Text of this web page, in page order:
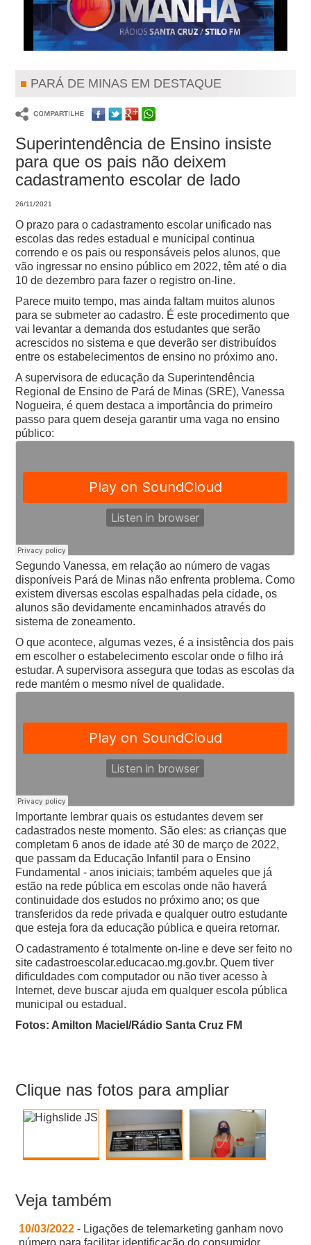
PARÁ DE MINAS EM DESTAQUE
Superintendência de Ensino insiste
para que os pais não deixem
cadastramento escolar de lado
26/11/2021
O prazo para o cadastramento escolar unificado nas
escolas das redes estadual e municipal continua
correndo e os pais ou responsáveis pelos alunos, que
vão ingressar no ensino público em 2022, têm até o dia
10 de dezembro para fazer o registro on-line.
Parece muito tempo, mas ainda faltam muitos alunos
para se submeter ao cadastro. É este procedimento que
vai levantar a demanda dos estudantes que serão
acrescidos no sistema e que deverão ser distribuídos
entre os estabelecimentos de ensino no próximo ano.
A supervisora de educação da Superintendência
Regional de Ensino de Pará de Minas (SRE), Vanessa
Nogueira, é quem destaca a importância do primeiro
passo para quem deseja garantir uma vaga no ensino
público:
Segundo Vanessa, em relação ao número de vagas
disponíveis Pará de Minas não enfrenta problema. Como
existem diversas escolas espalhadas pela cidade, os
alunos são devidamente encaminhados através do
sistema de zoneamento.
O que acontece, algumas vezes, é a insistência dos pais
em escolher o estabelecimento escolar onde o filho irá
estudar. A supervisora assegura que todas as escolas da
rede mantém o mesmo nível de qualidade.
Importante lembrar quais os estudantes devem ser
cadastrados neste momento. São eles: as crianças que
completam 6 anos de idade até 30 de março de 2022,
que passam da Educação Infantil para o Ensino
Fundamental - anos iniciais; também aqueles que já
estão na rede pública em escolas onde não haverá
continuidade dos estudos no próximo ano; os que
transferidos da rede privada e qualquer outro estudante
que esteja fora da educação pública e queira retornar.
O cadastramento é totalmente on-line e deve ser feito no
site cadastroescolar.educacao.mg.gov.br. Quem tiver
dificuldades com computador ou não tiver acesso à
Internet, deve buscar ajuda em qualquer escola pública
municipal ou estadual.
Fotos: Amilton Maciel/Rádio Santa Cruz FM
Clique nas fotos para ampliar
Veja também
10/03/2022 - Ligações de telemarketing ganham novo
número para facilitar identificação do consumidor